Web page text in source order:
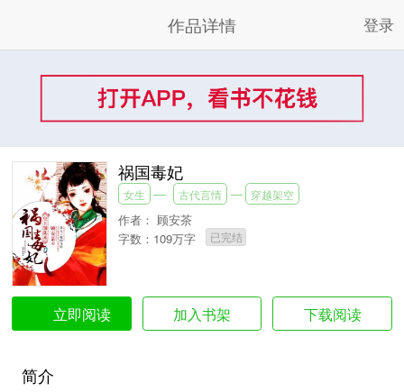
作品详情 登录
祸国毒妃
女生 古代言情 穿越架空
作者： 顾安茶
字数：109万字
已完结
立即阅读 加入书架 下载阅读
简介